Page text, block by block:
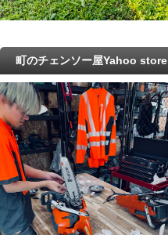
町のチェンソー屋Yahoo store